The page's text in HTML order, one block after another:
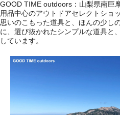
GOOD TIME outdoors：山梨県南巨
用品中心のアウトドアセレクトショ
思いのこもった道具と、ほんの少し
に、選び抜かれたシンプルな道具と
しています。